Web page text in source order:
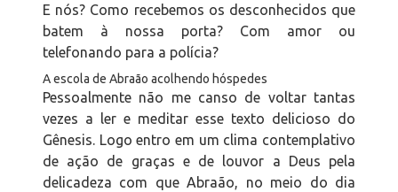
E nós? Como recebemos os desconhecidos que
batem à nossa porta? Com amor ou
telefonando para a polícia?
A escola de Abraão acolhendo hóspedes
Pessoalmente não me canso de voltar tantas
vezes a ler e meditar esse texto delicioso do
Gênesis. Logo entro em um clima contemplativo
de ação de graças e de louvor a Deus pela
delicadeza com que Abraão, no meio do dia